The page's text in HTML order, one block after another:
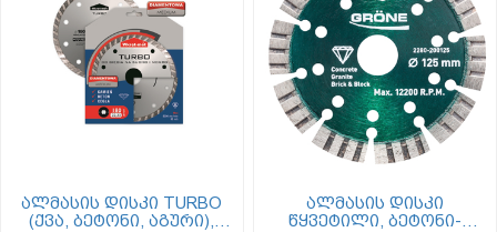
ალმასის დისკი TURBO
(ქვა, ბეტონი, აგური),
ალმასის დისკი
წყვეტილი, ბეტონი-